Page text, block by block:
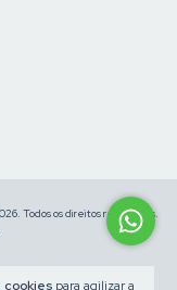
cookies para agilizar a
Todos os direitos reservados.